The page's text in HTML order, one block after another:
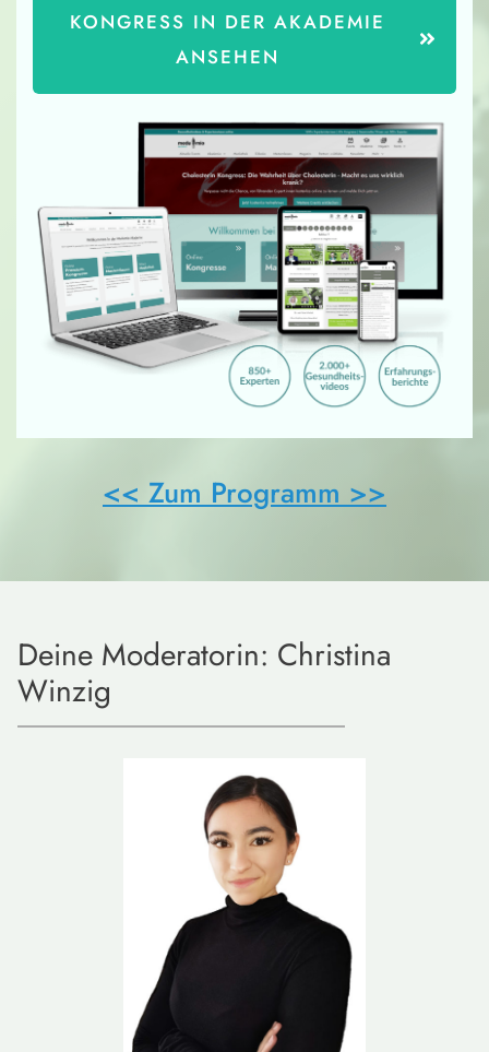
KONGRESS IN DER AKADEMIE
ANSEHEN
<< Zum Programm >>
Deine Moderatorin: Christina
Winzig